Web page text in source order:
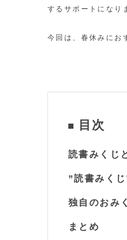
するサポートになり
今回は、春休みにお
目次
読書みくじ
”読書みく
独自のおみ
まとめ